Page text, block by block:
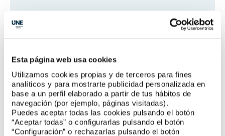
Esta página web usa cookies
Utilizamos cookies propias y de terceros para fines
analíticos y para mostrarte publicidad personalizada en
base a un perfil elaborado a partir de tus hábitos de
navegación (por ejemplo, páginas visitadas).
Puedes aceptar todas las cookies pulsando el botón
“Aceptar todas” o configurarlas pulsando el botón
“Configuración” o rechazarlas pulsando el botón
Normalización, Estándares y Calidad
Reuniones de comités
CTN 71/SC 14 Tecnologías cuánticas